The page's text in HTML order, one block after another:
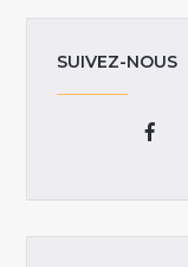
SUIVEZ-NOUS